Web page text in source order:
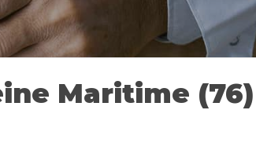
Maritime (76)